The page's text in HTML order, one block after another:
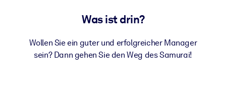
Nutzen Sie verlässliches, strukturiertes Wissen, um die Ergebnisse
Was ist drin?
Wollen Sie ein guter und erfolgreicher Manager
sein? Dann gehen Sie den Weg des Samurai!